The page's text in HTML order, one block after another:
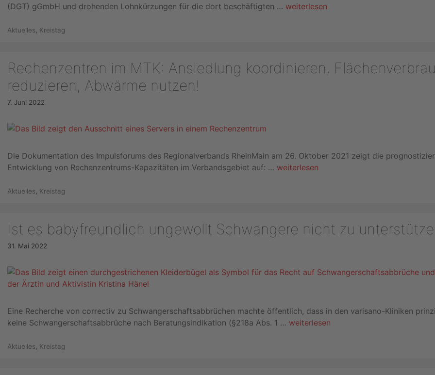
(DGT) gGmbH und drohenden Lohnkürzungen für die dort beschäftigten … weiterlesen
Kategorien
Aktuelles Kreistag
Rechenzentren im MTK: Ansiedlung koordinieren,
reduzieren, Abwärme nutzen!
7. Juni 2022
Die Dokumentation des Impulsforums des Regionalverbands RheinMain am 26. Oktober 2021 zeigt die
Entwicklung von Rechenzentrums-Kapazitäten im Verbandsgebiet auf: … weiterlesen
Kategorien
Aktuelles Kreistag
Ist es babyfreundlich ungewollt Schwangere nicht zu
31. Mai 2022
Eine Recherche von correctiv zu Schwangerschaftsabbrüchen machte öffentlich, dass in den varisano-Kliniken
keine Schwangerschaftsabbrüche nach Beratungsindikation (§218a Abs. 1 … weiterlesen
Kategorien
Aktuelles Kreistag